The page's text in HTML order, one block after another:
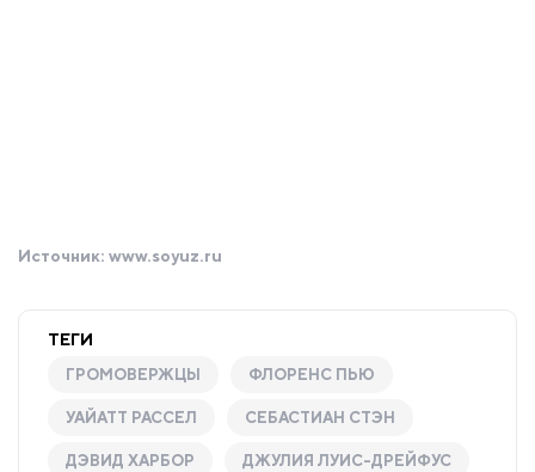
Источник: www.soyuz.ru
ТЕГИ
ГРОМОВЕРЖЦЫ ФЛОРЕНС ПЬЮ
УАЙАТТ РАССЕЛ СЕБАСТИАН СТЭН
ДЭВИД ХАРБОР ДЖУЛИЯ ЛУИС-ДРЕЙФУС